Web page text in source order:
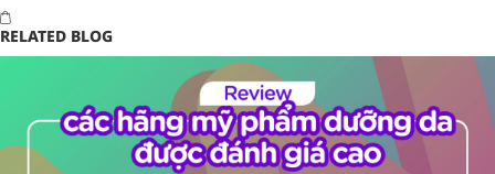
RELATED BLOG